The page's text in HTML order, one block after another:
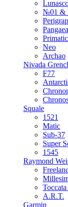
№01 &
Pangaea
Primatic
Neo
Archao
Nivada
F77
Squale
1521
Matic
Sub-37
Super
1545
Raymond
A.R.T.
Garmin